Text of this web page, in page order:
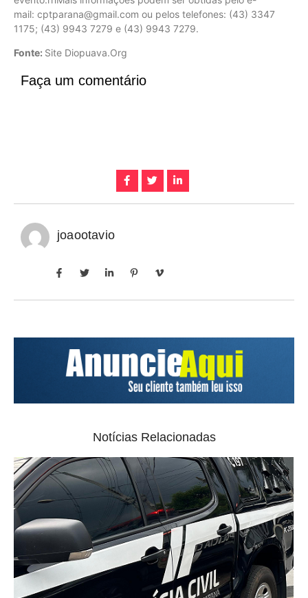
mail: cptparana@gmail.com ou pelos telefones: (43) 3347
1175; (43) 9943 7279 e (43) 9943 7279.
Fonte: Site Diopuava.Org
Faça um comentário
joaootavio
Notícias Relacionadas